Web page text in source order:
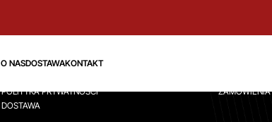
O NASDOSTAWAKONTAKT
REGULAMIN
POLITYKA PRYWATNOŚCI
DOSTAWA
ZAMÓWIENIA